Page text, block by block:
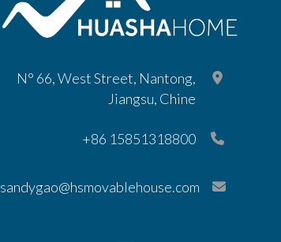
N° 66, West Street, Nantong,
Jiangsu, Chine
+86 15851318800
sandygao@hsmovablehouse.com